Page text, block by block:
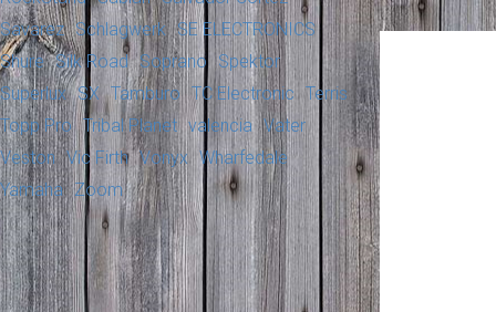
Savarez Schlagwerk SE ELECTRONICS
Shure Silk Road Soprano Spektor
Superlux SX Tamburo TC Electronic Terris
Topp Pro Tribal Planet valencia Vater
Veston Vic Firth Vonyx Wharfedale
Yamaha Zoom